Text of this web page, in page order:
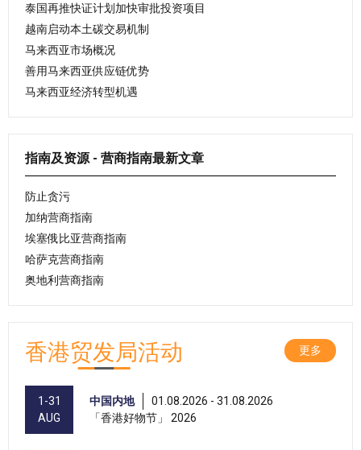
泰国再推快证计划加快审批投资项目
越南启动本土碳交易机制
马来西亚市场概况
善用马来西亚供应链优势
马来西亚经济转型机遇
指南及资源 - 营商指南最新文章
防止贪污
加纳营商指南
埃塞俄比亚营商指南
哈萨克营商指南
奥地利营商指南
香港贸发局活动 更多
1-31
AUG
中国内地
01.08.2026 - 31.08.2026
「香港好物节」 2026